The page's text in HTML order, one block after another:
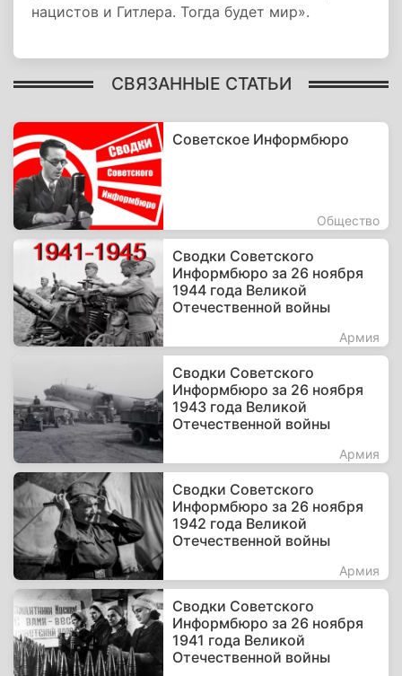
нацистов и Гитлера. Тогда будет мир».
СВЯЗАННЫЕ СТАТЬИ
Советское Информбюро
Общество
Сводки Советского
Информбюро за 26 ноября
1944 года Великой
Отечественной войны
Армия
Сводки Советского
Информбюро за 26 ноября
1943 года Великой
Отечественной войны
Армия
Сводки Советского
Информбюро за 26 ноября
1942 года Великой
Отечественной войны
Армия
Сводки Советского
Информбюро за 26 ноября
1941 года Великой
Отечественной войны